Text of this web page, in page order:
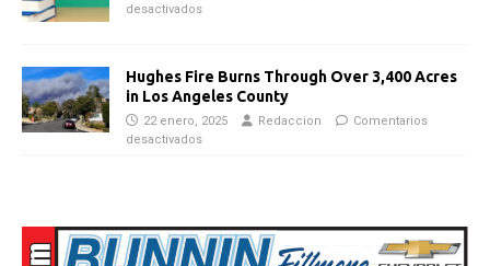
desactivados
Hughes Fire Burns Through Over 3,400 Acres
in Los Angeles County
22 enero, 2025 Redaccion
Comentarios
desactivados